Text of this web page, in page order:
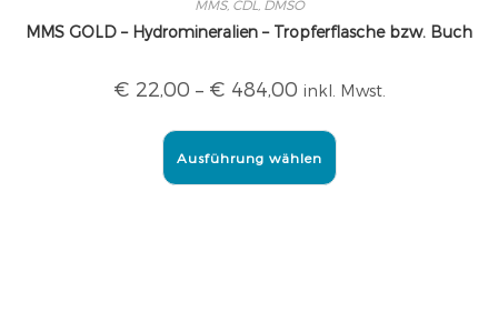
MMS, CDL, DMSO
MMS GOLD – Hydromineralien – Tropferflasche bzw. Buch
€ 22,00 – € 484,00 inkl. Mwst.
Ausführung wählen